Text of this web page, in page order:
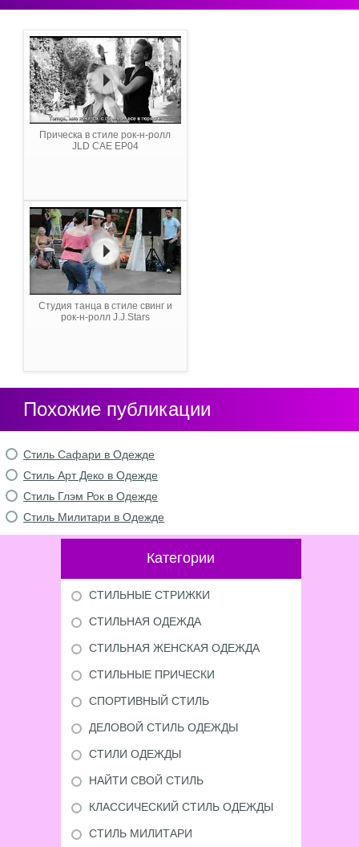
Прическа в стиле рок-н-ролл
JLD CAE EP04
Студия танца в стиле свинг и
рок-н-ролл J.J.Stars
Похожие публикации
Стиль Сафари в Одежде
Стиль Арт Деко в Одежде
Стиль Глэм Рок в Одежде
Стиль Милитари в Одежде
Категории
СТИЛЬНЫЕ СТРИЖКИ
СТИЛЬНАЯ ОДЕЖДА
СТИЛЬНАЯ ЖЕНСКАЯ ОДЕЖДА
СТИЛЬНЫЕ ПРИЧЕСКИ
СПОРТИВНЫЙ СТИЛЬ
ДЕЛОВОЙ СТИЛЬ ОДЕЖДЫ
СТИЛИ ОДЕЖДЫ
НАЙТИ СВОЙ СТИЛЬ
КЛАССИЧЕСКИЙ СТИЛЬ ОДЕЖДЫ
СТИЛЬ МИЛИТАРИ